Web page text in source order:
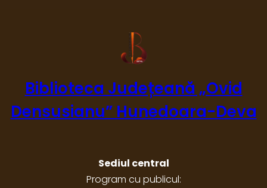
Biblioteca Județeană „Ovid
Densusianu” Hunedoara-Deva
Sediul central
Program cu publicul: